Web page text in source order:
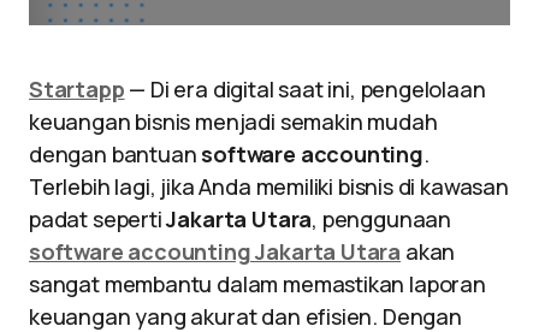
Startapp — Di era digital saat ini, pengelolaan
keuangan bisnis menjadi semakin mudah
dengan bantuan software accounting.
Terlebih lagi, jika Anda memiliki bisnis di kawasan
padat sepertiJakarta Utara, penggunaan
software accounting Jakarta Utara akan
sangat membantu dalam memastikan laporan
keuangan yang akurat dan efisien. Dengan